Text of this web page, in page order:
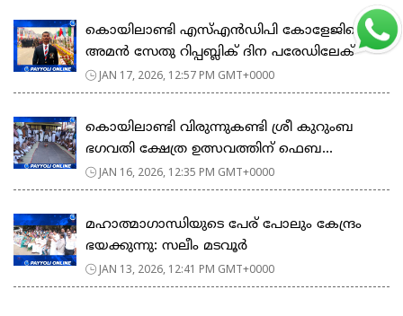
കൊയിലാണ്ടി എസ്എൻഡിപി കോളേജിലെ
അമൻ സേതു റിപ്പബ്ലിക് ദിന പരേഡിലേക്
JAN 17, 2026, 12:57 PM GMT+0000
കൊയിലാണ്ടി വിരുന്നുകണ്ടി ശ്രീ കുറുംബ
ഭഗവതി ക്ഷേത്ര ഉത്സവത്തിന് ഫെബ...
JAN 16, 2026, 12:35 PM GMT+0000
മഹാത്മാഗാന്ധിയുടെ പേര് പോലും കേന്ദ്രം
ഭയക്കുന്നു: സലീം മടവൂർ
JAN 13, 2026, 12:41 PM GMT+0000